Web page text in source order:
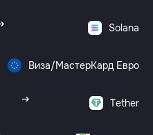
Solana
Виза/МастерКард Евро
Tether